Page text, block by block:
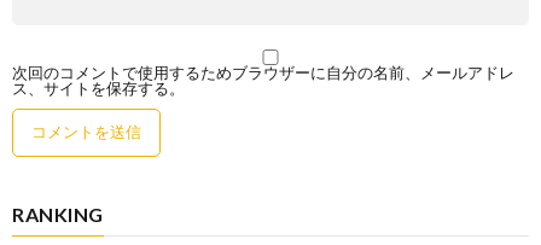
次回のコメントで使用するためブラウザーに自分の名前、メールアドレ
ス、サイトを保存する。
RANKING